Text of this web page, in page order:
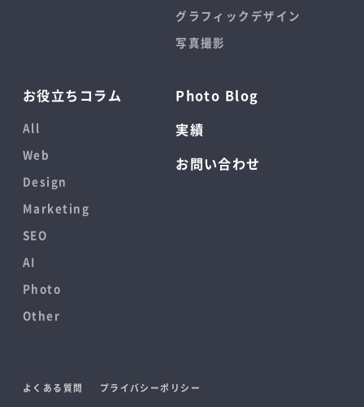
グラフィックデザイン
写真撮影
お役立ちコラム
All
Web
Design
Marketing
SEO
AI
Photo
Other
Photo Blog
実績
お問い合わせ
よくある質問
プライバシーポリシー